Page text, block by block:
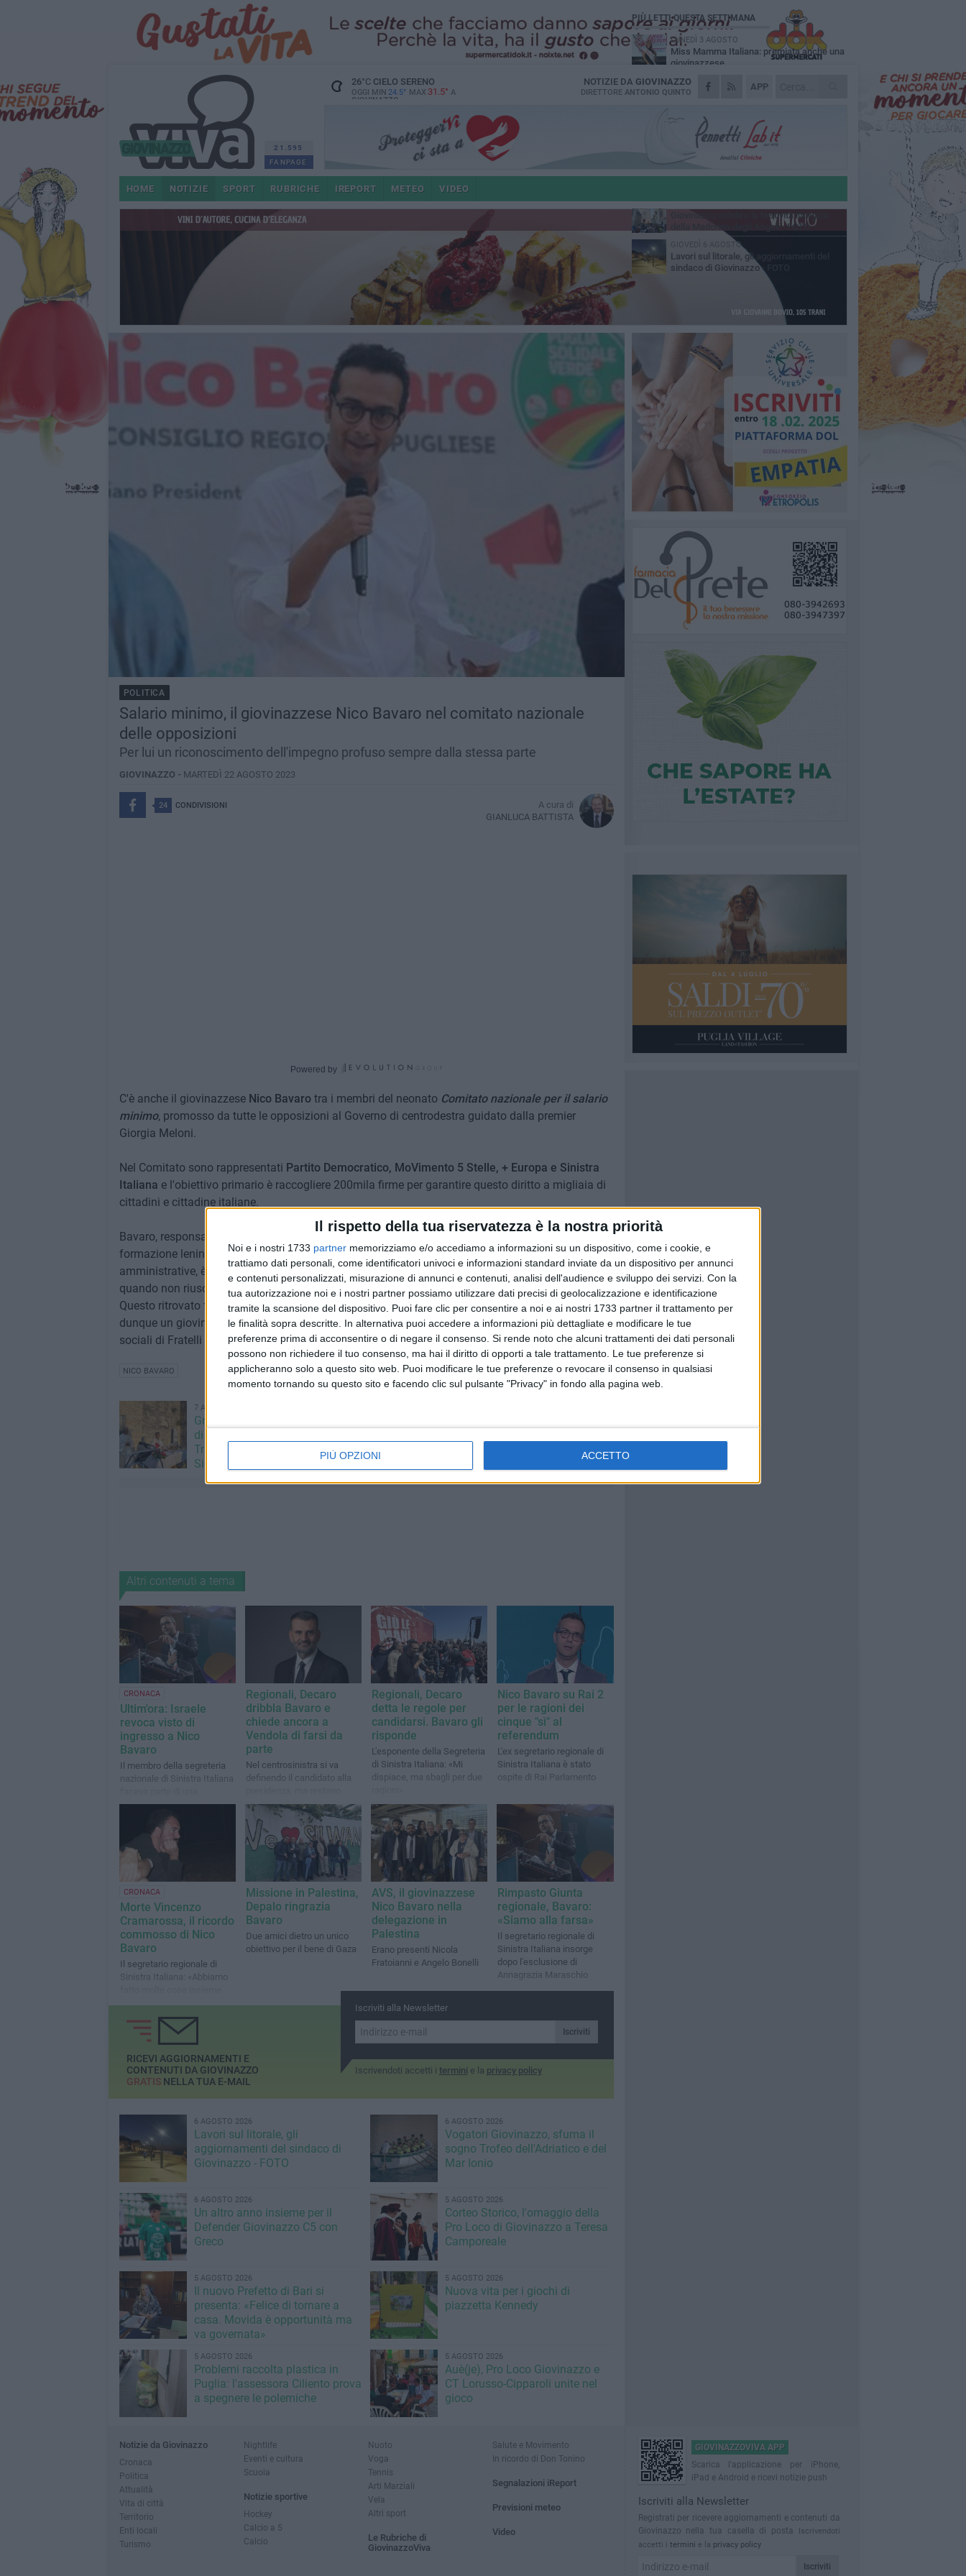
Il rispetto della tua riservatezza è la nostra priorità
Noi e i nostri 1733 partner memorizziamo e/o accediamo a informazioni su un dispositivo, come i cookie, e
trattiamo dati personali, come identificatori univoci e informazioni standard inviate da un dispositivo per annunci
e contenuti personalizzati, misurazione di annunci e contenuti, analisi dell'audience e sviluppo dei servizi. Con la
tua autorizzazione noi e i nostri partner possiamo utilizzare dati precisi di geolocalizzazione e identificazione
tramite la scansione del dispositivo. Puoi fare clic per consentire a noi e ai nostri 1733 partner il trattamento per
le finalità sopra descritte. In alternativa puoi accedere a informazioni più dettagliate e modificare le tue
preferenze prima di acconsentire o di negare il consenso. Si rende noto che alcuni trattamenti dei dati personali
possono non richiedere il tuo consenso, ma hai il diritto di opporti a tale trattamento. Le tue preferenze si
applicheranno solo a questo sito web. Puoi modificare le tue preferenze o revocare il consenso in qualsiasi
momento tornando su questo sito e facendo clic sul pulsante "Privacy" in fondo alla pagina web.
PIÙ OPZIONI ACCETTO
21.595
FANPAGE
26°CCIELO SERENO
OGGI MIN 24.5° MAX 31.5° A
GIOVINAZZO
APP
NOTIZIE DA GIOVINAZZO
DIRETTORE ANTONIO QUINTO
HOME NOTIZIE SPORT RUBRICHE IREPORT METEO VIDEO
POLITICA
Salario minimo, il giovinazzese Nico Bavaro nel comitato nazionale
delle opposizioni
Per lui un riconoscimento dell'impegno profuso sempre dalla stessa parte
GIOVINAZZO - MARTEDÌ 22 AGOSTO 2023
24 CONDIVISIONI
A cura di
GIANLUCA BATTISTA
Powered by
C'è anche il giovinazzese Nico Bavarotra i membri del neonato Comitato nazionale per il salario
minimo, promosso da tutte le opposizioni al Governo di centrodestra guidato dalla premier
Giorgia Meloni.
Nel Comitato sono rappresentati Partito Democratico, MoVimento 5 Stelle, + Europa e Sinistra
Italiana e l'obiettivo primario è raccogliere 200mila firme per garantire questo diritto a migliaia di
cittadini e cittadine italiane.
Bavaro, responsabile della comunicazione per Sinistra Italiana, a lungo segretario regionale, una
formazione leninista alle spalle e uomo su cui in molti avrebbero voluto puntare alle scorse
amministrative, è sempre stata una voce critica con gli esecutivi nazionali di centrosinistra,
quando non riuscivano ad intercettare le vere istanze dei lavoratori e delle fasce sociali più deboli.
Questo ritrovato fronte progressista, spostato decisamente a sinistra rispetto al passato, vede
dunque un giovinazzese tra i protagonisti del panorama nazionale e punta a ribaltare le politiche
sociali di Fratelli d'Italia e dei suoi alleati.
NICO BAVARO
7 AGOSTO 2026
Grande partecipazione nell'agro
di Giovinazzo per la festa della
Trasfigurazione di Nostro
Signore
Altri contenuti a tema
CRONACA
Ultim'ora: Israele
revoca visto di
ingresso a Nico
Bavaro
Il membro della segreteria
nazionale di Sinistra Italiana
delegazione in missione di
pace in Cisgiordania
Regionali, Decaro
dribbla Bavaro e
chiede ancora a
Vendola di farsi da
parte
Nel centrosinistra si va
definendo il candidato alla
spine per le liste dei singoli
partiti
Regionali, Decaro
detta le regole per
candidarsi. Bavaro gli
risponde
L'esponente della Segreteria
di Sinistra Italiana: «Mi
dispiace, ma sbagli per due
Nico Bavaro su Rai 2
per le ragioni dei
cinque "sì" al
referendum
L'ex segretario regionale di
Sinistra Italiana è stato
ospite di Rai Parlamento
CRONACA
Morte Vincenzo
Cramarossa, il ricordo
commosso di Nico
Bavaro
Il segretario regionale di
Sinistra Italiana: «Abbiamo
Missione in Palestina,
Depalo ringrazia
Bavaro
Due amici dietro un unico
obiettivo per il bene di Gaza
AVS, il giovinazzese
Nico Bavaro nella
delegazione in
Palestina
Erano presenti Nicola
Fratoianni e Angelo Bonelli
Rimpasto Giunta
regionale, Bavaro:
«Siamo alla farsa»
Il segretario regionale di
Sinistra Italiana insorge
dopo l'esclusione di
Annagrazia Maraschio
Iscriviti alla Newsletter
Iscriviti
Iscrivendoti accetti i termini e la privacy policy
RICEVI AGGIORNAMENTI E
CONTENUTI DA GIOVINAZZO
GRATISNELLA TUA E-MAIL
6 AGOSTO 2026
Lavori sul litorale, gli
aggiornamenti del sindaco di
Giovinazzo - FOTO
6 AGOSTO 2026
Vogatori Giovinazzo, sfuma il
sogno Trofeo dell'Adriatico e del
Mar Ionio
6 AGOSTO 2026
Un altro anno insieme per il
Defender Giovinazzo C5 con
Greco
5 AGOSTO 2026
Corteo Storico, l'omaggio della
Pro Loco di Giovinazzo a Teresa
Camporeale
5 AGOSTO 2026
Il nuovo Prefetto di Bari si
presenta: «Felice di tornare a
casa. Movida è opportunità ma
va governata»
5 AGOSTO 2026
Nuova vita per i giochi di
piazzetta Kennedy
5 AGOSTO 2026
Problemi raccolta plastica in
Puglia: l'assessora Ciliento prova
a spegnere le polemiche
5 AGOSTO 2026
Auè(je), Pro Loco Giovinazzo e
CT Lorusso-Cipparoli unite nel
gioco
PIÙ LETTI QUESTA SETTIMANA
LUNEDÌ 3 AGOSTO
Miss Mamma Italiana: premiata anche una
giovinazzese
MARTEDÌ 4 AGOSTO
Liquidi oleosi sul litorale di Giovinazzo,
MERCOLEDÌ 5 AGOSTO
Problemi raccolta plastica in Puglia:
l'assessora Ciliento prova a spegnere le
LUNEDÌ 3 AGOSTO
«Giovinazzo, a che punto siamo?»:
MARTEDÌ 4 AGOSTO
Giovinazzo celebra la festività liturgica
della Madonna degli Angeli - FOTO
GIOVEDÌ 6 AGOSTO
Lavori sul litorale, gli aggiornamenti del
sindaco di Giovinazzo - FOTO
Notizie da Giovinazzo
Cronaca
Politica
Attualità
Vita di città
Territorio
Enti locali
Turismo
Nightlife
Eventi e cultura
Scuola
Notizie sportive
Hockey
Calcio a 5
Calcio
Nuoto
Voga
Tennis
Arti Marziali
Vela
Altri sport
Le Rubriche di
GiovinazzoViva
Salute e Movimento
In ricordo di Don Tonino
Segnalazioni iReport
Previsioni meteo
Video
GIOVINAZZOVIVA APP
Scarica l'applicazione per iPhone,
iPad e Android e ricevi notizie push
Iscriviti alla Newsletter
Registrati per ricevere aggiornamenti e contenuti da
Giovinazzo nella tua casella di posta
Iscrivendoti
accetti i termini e la privacy policy
Iscriviti